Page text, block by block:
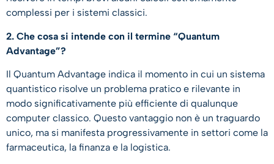
complessi per i sistemi classici.
2. Che cosa si intende con il termine “Quantum
Advantage”?
Il Quantum Advantage indica il momento in cui un sistema
quantistico risolve un problema pratico e rilevante in
modo significativamente più efficiente di qualunque
computer classico. Questo vantaggio non è un traguardo
unico, ma si manifesta progressivamente in settori come la
farmaceutica, la finanza e la logistica.